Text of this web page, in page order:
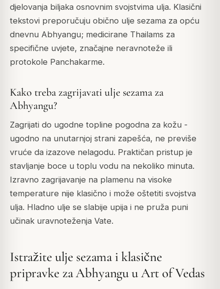
djelovanja biljaka osnovnim svojstvima ulja. Klasični
tekstovi preporučuju obično ulje sezama za opću
dnevnu Abhyangu; medicirane Thailams za
specifične uvjete, značajne neravnoteže ili
protokole Panchakarme.
Kako treba zagrijavati ulje sezama za
Abhyangu?
Zagrijati do ugodne topline pogodna za kožu -
ugodno na unutarnjoj strani zapešća, ne previše
vruće da izazove nelagodu. Praktičan pristup je
stavljanje boce u toplu vodu na nekoliko minuta.
Izravno zagrijavanje na plamenu na visoke
temperature nije klasično i može oštetiti svojstva
ulja. Hladno ulje se slabije upija i ne pruža puni
učinak uravnoteženja Vate.
Istražite ulje sezama i klasične
pripravke za Abhyangu u Art of Vedas